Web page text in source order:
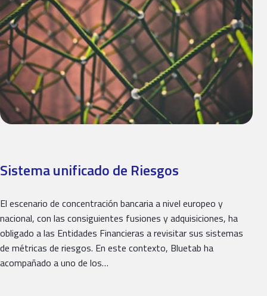
Sistema unificado de Riesgos
El escenario de concentración bancaria a nivel europeo y
nacional, con las consiguientes fusiones y adquisiciones, ha
obligado a las Entidades Financieras a revisitar sus sistemas
de métricas de riesgos. En este contexto, Bluetab ha
acompañado a uno de los…